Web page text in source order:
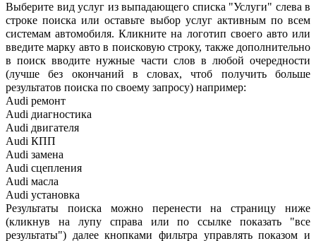
Выберите вид услуг из выпадающего списка "Услуги" слева в
строке поиска или оставьте выбор услуг активным по всем
системам автомобиля. Кликните на логотип своего авто или
введите марку авто в поисковую строку, также дополнительно
в поиск вводите нужные части слов в любой очередности
(лучше без окончаний в словах, чтоб получить больше
результатов поиска по своему запросу) например:
Audi ремонт
Audi диагностика
Audi двигателя
Audi КПП
Audi замена
Audi сцепления
Audi масла
Audi установка
Результаты поиска можно перенести на страницу ниже
(кликнув на лупу справа или по ссылке показать "все
результаты") далее кнопками фильтра управлять показом и